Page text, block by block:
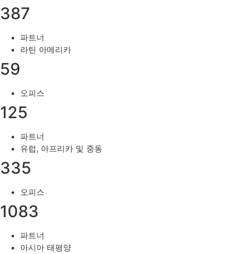
387
파트너
라틴 아메리카
59
오피스
125
파트너
유럽, 아프리카 및 중동
335
오피스
1083
파트너
아시아 태평양